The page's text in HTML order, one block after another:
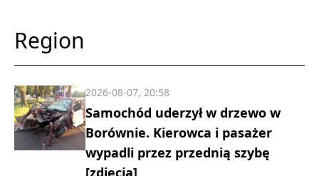
Region
Samochód uderzył w drzewo w
Borównie. Kierowca i pasażer
wypadli przez przednią szybę
[zdjęcia]
2026-08-07, 20:58